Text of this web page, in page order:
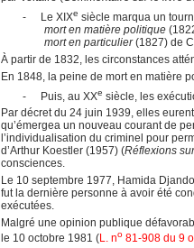
-
Le XIXe siècle marqua un
mort en matière politique
mort en particulier(1827) de
À partir de 1832, les circonstances
En 1848, la peine de mort en matière
-
Puis, au XXe siècle, les
Par décret du 24 juin 1939, elles
qu’émergea un nouveau courant de
l’individualisation du criminel pour
d’Arthur Koestler (1957) (Réflexions
consciences.
Le 10 septembre 1977, Hamida
fut la dernière personne à avoir été
exécutées.
Malgré une opinion publique
le 10 octobre 1981 (L. no 81-908 du 9